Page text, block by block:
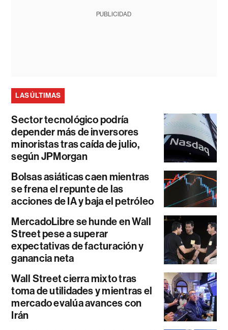
PUBLICIDAD
LAS ÚLTIMAS
Sector tecnológico podría
depender más de inversores
minoristas tras caída de julio,
según JPMorgan
Bolsas asiáticas caen mientras
se frena el repunte de las
acciones de IA y baja el petróleo
MercadoLibre se hunde en Wall
Street pese a superar
expectativas de facturación y
ganancia neta
Wall Street cierra mixto tras
toma de utilidades y mientras el
mercado evalúa avances con
Irán